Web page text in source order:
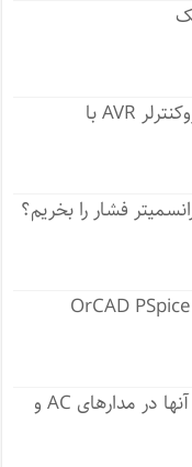
دانلود کتاب 11 پروژه میکروکنترلر AVR با
فشار را بخریم؟
انواع اپتوکوپلر و کاربردهای آنها در مدارهای AC و